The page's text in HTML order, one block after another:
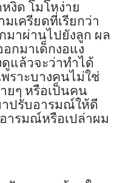
ด โมโหง่าย
เครียดที่เรียกว่า
มาผ่านไปยังลูก ผล
กมาเด็กงอแง
แล้วจะว่าทำได้
ราะบางคนไม่ใช่
ยๆ หรือเป็นคน
าปรับอารมณ์ให้ดี
ารมณ์หรือเปล่าผม